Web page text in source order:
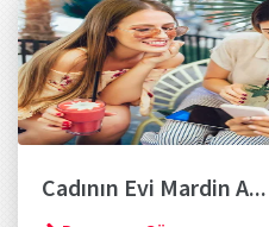
Cadının Evi Mardin A...